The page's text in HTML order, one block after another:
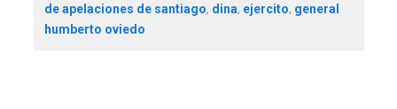
de apelaciones de santiago, dina, ejercito, general
humberto oviedo